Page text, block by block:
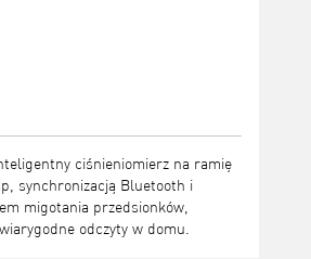
ciśnieniomierz na ramię
synchronizacją Bluetooth i
migotania przedsionków,
odczyty w domu.